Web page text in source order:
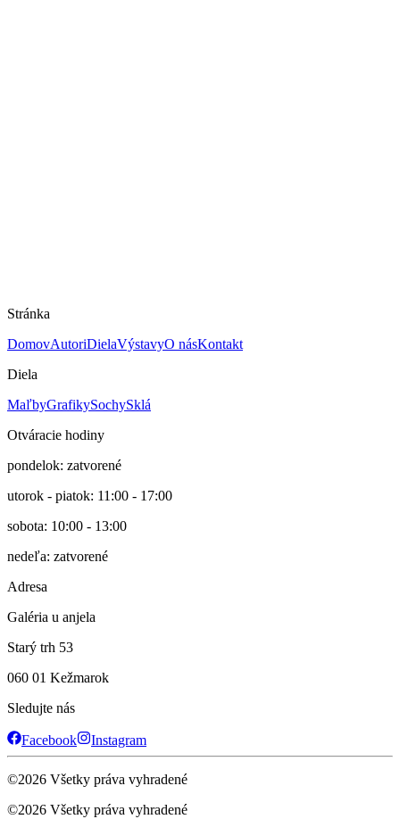
Drevená plastika
Viac o diele
Stránka
DomovAutoriDielaVýstavyO násKontakt
Diela
MaľbyGrafikySochySklá
Otváracie hodiny
pondelok: zatvorené
utorok - piatok: 11:00 - 17:00
sobota: 10:00 - 13:00
nedeľa: zatvorené
Adresa
Galéria u anjela
Starý trh 53
060 01 Kežmarok
Sledujte nás
Facebook Instagram
©2026 Všetky práva vyhradené
©2026 Všetky práva vyhradené